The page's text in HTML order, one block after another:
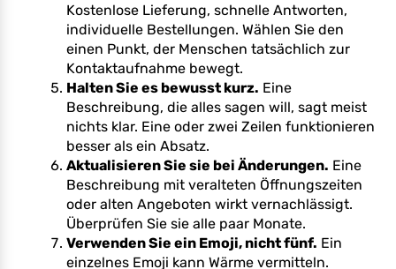
Kostenlose Lieferung, schnelle Antworten,
individuelle Bestellungen. Wählen Sie den
einen Punkt, der Menschen tatsächlich zur
Kontaktaufnahme bewegt.
Halten Sie es bewusst kurz. Eine
Beschreibung, die alles sagen will, sagt meist
nichts klar. Eine oder zwei Zeilen funktionieren
besser als ein Absatz.
Aktualisieren Sie sie bei Änderungen. Eine
Beschreibung mit veralteten Öffnungszeiten
oder alten Angeboten wirkt vernachlässigt.
Überprüfen Sie sie alle paar Monate.
Verwenden Sie ein Emoji, nicht fünf. Ein
einzelnes Emoji kann Wärme vermitteln.